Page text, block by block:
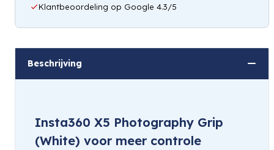
Klantbeoordeling op Google 4.3/5
Beschrijving
Insta360 X5 Photography Grip
(White) voor meer controle